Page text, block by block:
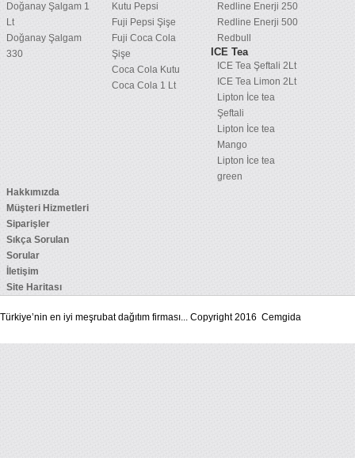
Doğanay Şalgam 1
Lt
Doğanay Şalgam
330
Kutu Pepsi
Fuji Pepsi Şişe
Fuji Coca Cola
Şişe
Coca Cola Kutu
Coca Cola 1 Lt
Redline Enerji 250
Redline Enerji 500
Redbull
ICE Tea
ICE Tea Şeftali 2Lt
ICE Tea Limon 2Lt
Lipton İce tea
Şeftali
Lipton İce tea
Mango
Lipton İce tea
green
Hakkımızda
Müşteri Hizmetleri
Siparişler
Sıkça Sorulan
Sorular
İletişim
Site Haritası
Türkiye’nin en iyi meşrubat dağıtım firması... Copyright 2016 Cemgida